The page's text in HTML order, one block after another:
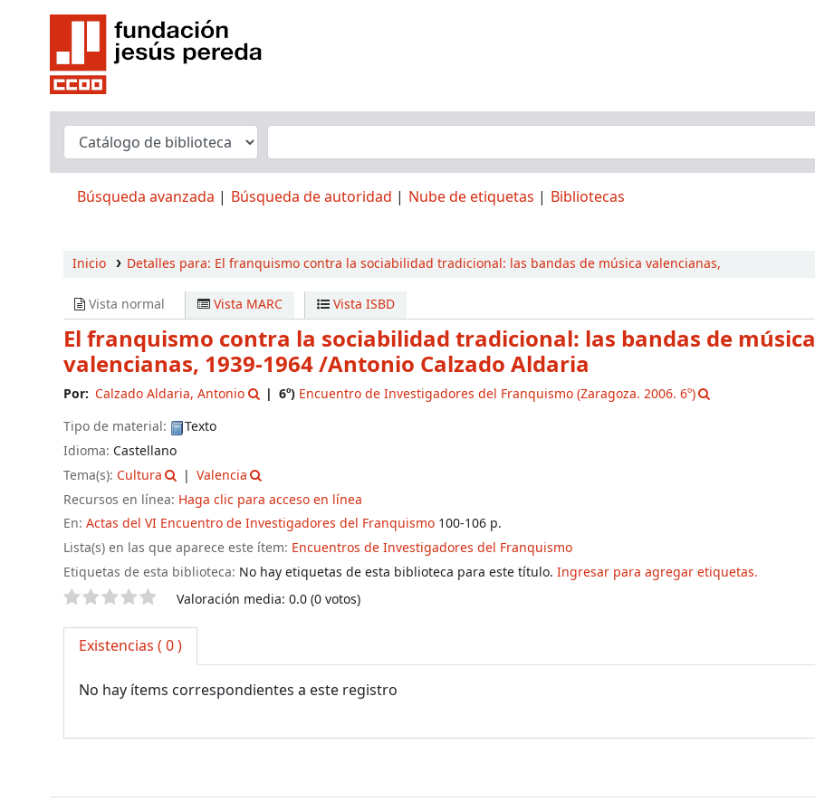
Búsqueda avanzada Búsqueda de autoridad Nube de etiquetas Bibliotecas
Inicio Detalles para: El franquismo contra la sociabilidad tradicional: las bandas de música valencianas,
Vista normal Vista MARC Vista ISBD
El franquismo contra la sociabilidad tradicional: las bandas de música
valencianas, 1939-1964/Antonio Calzado Aldaria
Por: Calzado Aldaria, Antonio 6º) Encuentro de Investigadores del Franquismo(Zaragoza. 2006. 6º)
Tipo de material:
Texto
Idioma: Castellano
Tema(s): Cultura
Valencia
Recursos en línea: Haga clic para acceso en línea
En: Actas del VI Encuentro de Investigadores del Franquismo 100-106 p.
Lista(s) en las que aparece este ítem: Encuentros de Investigadores del Franquismo
Etiquetas de esta biblioteca: No hay etiquetas de esta biblioteca para este título. Ingresar para agregar etiquetas.
Valoración Valoración media: 0.0 (0 votos)
Existencias ( 0 )
No hay ítems correspondientes a este registro